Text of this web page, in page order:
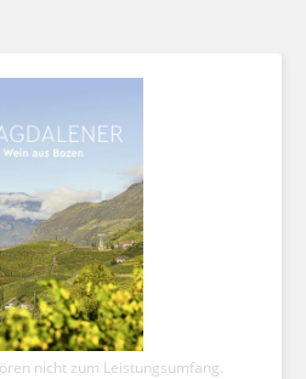
nicht zum Leistungsumfang.